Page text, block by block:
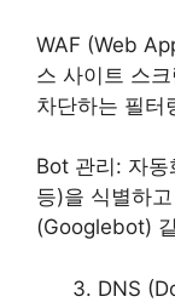
WAF (Web
스 사이트 스
차단하는 필터
Bot 관리: 자
등)을 식별하
(Googlebot)
DNS